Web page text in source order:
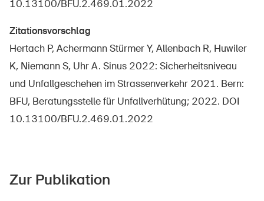
Startseite
10.13100/BFU.2.469.01.2022
Zitationsvorschlag
Hertach P, Achermann Stürmer Y, Allenbach R, Huwiler
K, Niemann S, Uhr A. Sinus 2022: Sicherheitsniveau
und Unfallgeschehen im Strassenverkehr 2021. Bern:
BFU, Beratungsstelle für Unfallverhütung; 2022. DOI
10.13100/BFU.2.469.01.2022
Zur Publikation